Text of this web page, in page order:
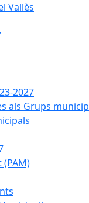
Vallès
2027
als Grups